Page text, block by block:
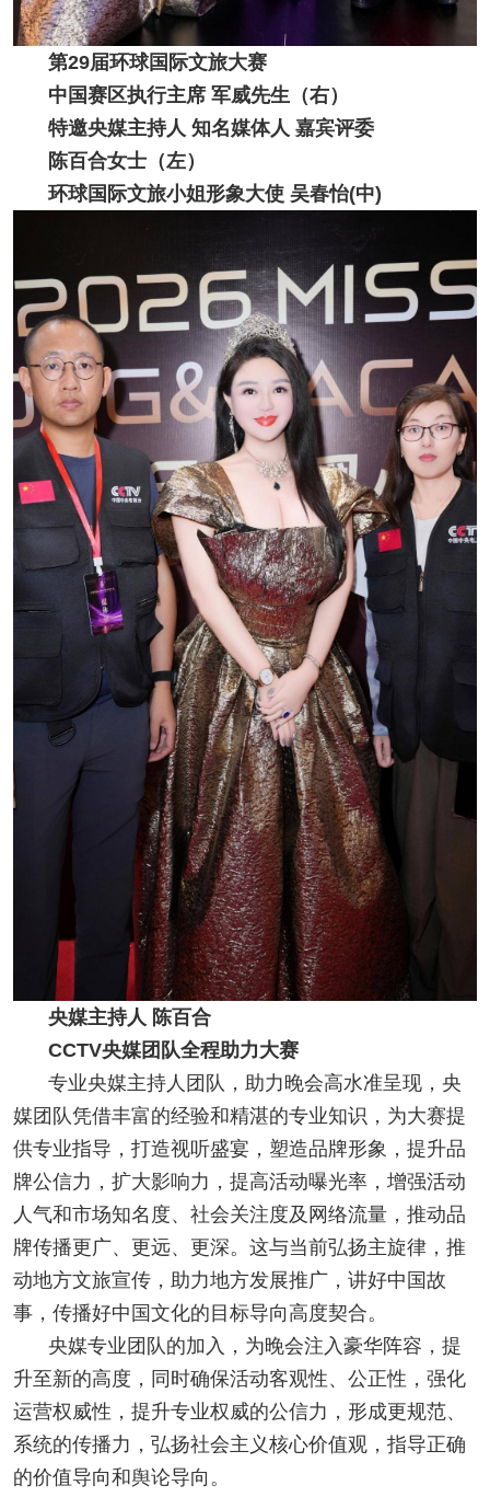
第29届环球国际文旅大赛
中国赛区执行主席 军威先生（右）
特邀央媒主持人 知名媒体人 嘉宾评委
陈百合女士（左）
环球国际文旅小姐形象大使 吴春怡(中)
央媒主持人 陈百合
CCTV央媒团队全程助力大赛
专业央媒主持人团队，助力晚会高水准呈现，央
媒团队凭借丰富的经验和精湛的专业知识，为大赛提
供专业指导，打造视听盛宴，塑造品牌形象，提升品
牌公信力，扩大影响力，提高活动曝光率，增强活动
人气和市场知名度、社会关注度及网络流量，推动品
牌传播更广、更远、更深。这与当前弘扬主旋律，推
动地方文旅宣传，助力地方发展推广，讲好中国故
事，传播好中国文化的目标导向高度契合。
央媒专业团队的加入，为晚会注入豪华阵容，提
升至新的高度，同时确保活动客观性、公正性，强化
运营权威性，提升专业权威的公信力，形成更规范、
系统的传播力，弘扬社会主义核心价值观，指导正确
的价值导向和舆论导向。